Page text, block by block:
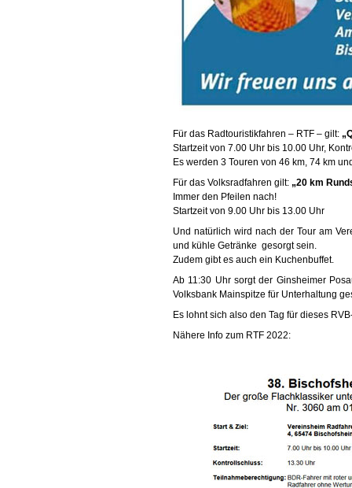
Für das Radtouristikfahren – RTF – gilt:
Startzeit von 7.00 Uhr bis 10.00 Uhr,
Es werden 3 Touren von 46 km, 74 km
Für das Volksradfahren gilt: „20 km
Immer den Pfeilen nach!
Startzeit von 9.00 Uhr bis 13.00 Uhr
Und natürlich wird nach der Tour am
und kühle Getränke gesorgt sein.
Zudem gibt es auch ein Kuchenbuffet.
Ab 11:30 Uhr sorgt der Ginsheimer
Volksbank Mainspitze für Unterhaltung
Es lohnt sich also den Tag für dieses
Nähere Info zum RTF 2022: